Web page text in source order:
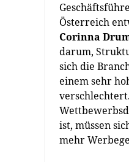
Österreich
Corinna
darum,
sich die
einem sehr
ist, müssen
mehr